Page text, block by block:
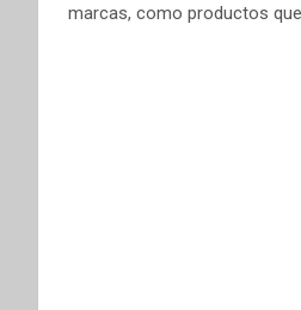
marcas, como productos